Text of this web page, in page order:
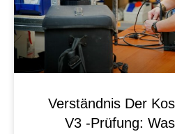
Verständnis Der
V3 -Prüfung: